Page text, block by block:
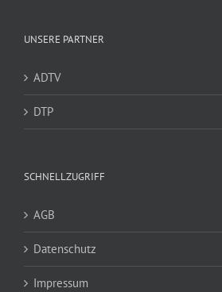
UNSERE PARTNER
ADTV
DTP
SCHNELLZUGRIFF
AGB
Datenschutz
Impressum